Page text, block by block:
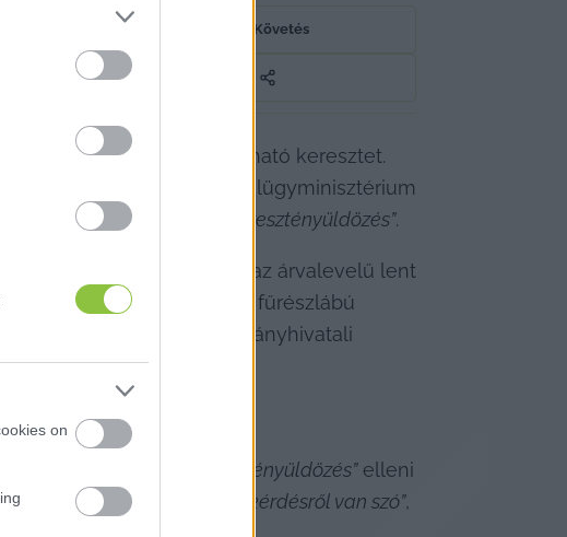
on
Követés
Szénás hegyen található keresztet.
Menczer Tamás, a külügyminisztérium
tervet: ez
„modernkori keresztényüldözés”.
a leánykökörcsint, az árvalevelű lent
pedig a nagy rókalepke, a fűrészlábú
meg is támadta a kormányhivatali
„modernkori keresztényüldözés” elleni
valláson messze túlmutató kérdésről van szó”,